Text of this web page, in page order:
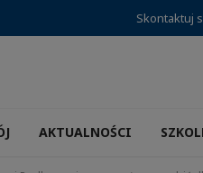
Skontaktuj
AKTUALNOŚCI